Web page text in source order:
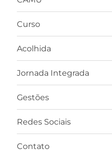
Curso
Acolhida
Jornada Integrada
Gestões
Redes Sociais
Contato